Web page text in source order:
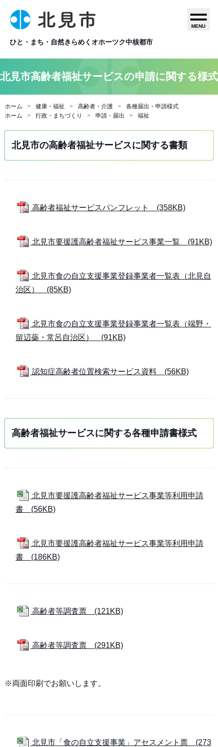
ひと・まち・自然きらめくオホーツク中核都市
MENU
北見市高齢者福祉サービスの申請に関する様式
ホーム 健康・福祉 高齢者・介護
各種届出・申請様式
ホーム
行政・まちづくり 申請・届出 福祉
北見市の高齢者福祉サービスに関する書類
高齢者福祉サービスパンフレット (358KB)
北見市要援護高齢者福祉サービス事業一覧 (91KB)
北見市食の自立支援事業登録事業者一覧表（北見自
治区） (85KB)
北見市食の自立支援事業登録事業者一覧表（端野・
留辺蘂・常呂自治区） (91KB)
認知症高齢者位置検索サービス資料 (56KB)
高齢者福祉サービスに関する各種申請書様式
北見市要援護高齢者福祉サービス事業等利用申請
書 (56KB)
北見市要援護高齢者福祉サービス事業等利用申請
書 (186KB)
高齢者等調査票 (121KB)
高齢者等調査票 (291KB)
※両面印刷でお願いします。
北見市「食の自立支援事業」アセスメント票 (273